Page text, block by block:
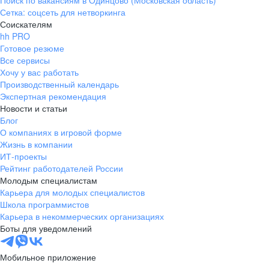
Сетка: соцсеть для нетворкинга
Соискателям
hh PRO
Готовое резюме
Все сервисы
Хочу у вас работать
Производственный календарь
Экспертная рекомендация
Новости и статьи
Блог
О компаниях в игровой форме
Жизнь в компании
ИТ-проекты
Рейтинг работодателей России
Молодым специалистам
Карьера для молодых специалистов
Школа программистов
Карьера в некоммерческих организациях
Боты для уведомлений
Мобильное приложение